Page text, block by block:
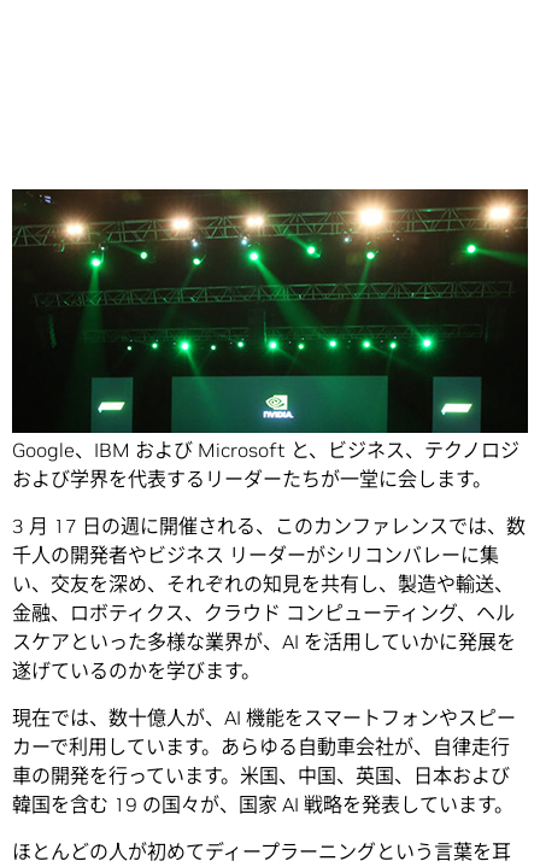
Share
GPU Technology Conferenceには、Amazon、Dell、
Google、IBM および Microsoft と、ビジネス、テクノロジ
および学界を代表するリーダーたちが一堂に会します。
3 月 17 日の週に開催される、このカンファレンスでは、数
千人の開発者やビジネス リーダーがシリコンバレーに集
い、交友を深め、それぞれの知見を共有し、製造や輸送、
金融、ロボティクス、クラウド コンピューティング、ヘル
スケアといった多様な業界が、AI を活用していかに発展を
遂げているのかを学びます。
現在では、数十億人が、AI 機能をスマートフォンやスピー
カーで利用しています。あらゆる自動車会社が、自律走行
車の開発を行っています。米国、中国、英国、日本および
韓国を含む 19 の国々が、国家 AI 戦略を発表しています。
ほとんどの人が初めてディープラーニングという言葉を耳